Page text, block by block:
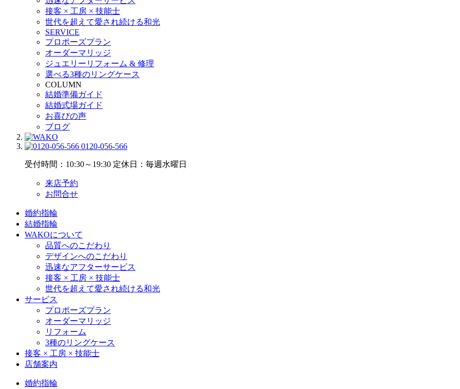
接客 × 工房 × 技能士
世代を超えて愛され続ける和光
SERVICE
プロポーズプラン
オーダーマリッジ
ジュエリーリフォーム & 修理
選べる3種のリングケース
COLUMN
結婚準備ガイド
結婚式場ガイド
お喜びの声
ブログ
0120-056-566
受付時間：10:30～19:30 定休日：毎週水曜日
来店予約
お問合せ
婚約指輪
結婚指輪
WAKOについて
品質へのこだわり
デザインへのこだわり
迅速なアフターサービス
接客 × 工房 × 技能士
世代を超えて愛され続ける和光
サービス
プロポーズプラン
オーダーマリッジ
リフォーム
3種のリングケース
接客 × 工房 × 技能士
店舗案内
婚約指輪